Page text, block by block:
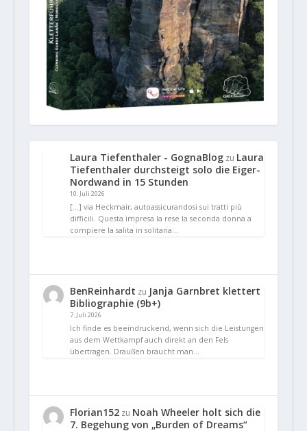
Laura Tiefenthaler - GognaBlogzu Laura
Tiefenthaler durchsteigt solo die Eiger-
Nordwand in 15 Stunden
10. Juli 2026
[…] via Heckmair, autoassicurandosi sui tratti più
difficili. Questa impresa la rese la seconda donna a
compiere la salita in solitaria…
BenReinhardt zu Janja Garnbret klettert
Bibliographie (9b+)
7. Juli 2026
Ich finde es beeindruckend, wenn sich die Leistungen
aus dem Wettkampf auch direkt an den Fels
übertragen. Draußen braucht man…
Florian152zu Noah Wheeler holt sich die
7. Begehung von „Burden of Dreams“